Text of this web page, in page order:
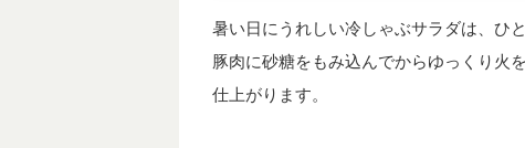
暑い日にうれしい冷しゃぶサラダは、ひ
豚肉に砂糖をもみ込んでからゆっくり火
仕上がります。